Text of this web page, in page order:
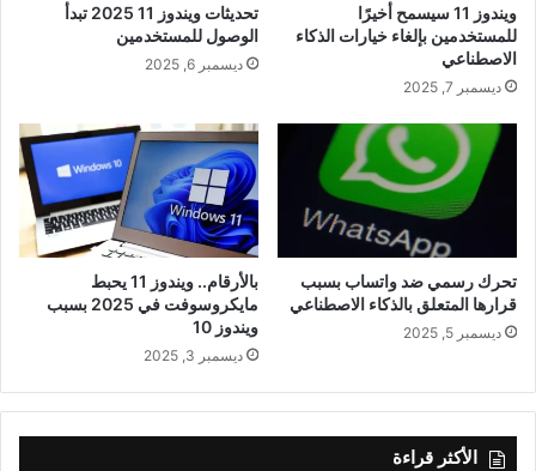
ويندوز 11 سيسمح أخيرًا
للمستخدمين بإلغاء خيارات الذكاء
الاصطناعي
ديسمبر 7, 2025
تحديثات ويندوز 11 2025 تبدأ
الوصول للمستخدمين
ديسمبر 6, 2025
تحرك رسمي ضد واتساب بسبب
قرارها المتعلق بالذكاء الاصطناعي
ديسمبر 5, 2025
بالأرقام.. ويندوز 11 يحبط
مايكروسوفت في 2025 بسبب
ويندوز 10
ديسمبر 3, 2025
الأكثر قراءة